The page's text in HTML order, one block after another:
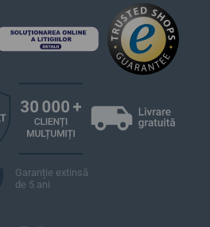
Garanție extinsă
de 5 ani